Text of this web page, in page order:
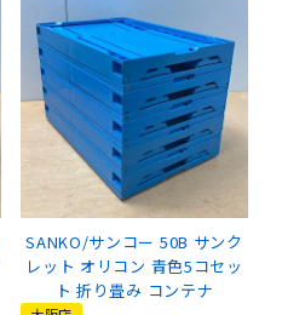
SANKO/サンコー 50B サンク
レット オリコン 青色5コセッ
ト 折り畳み コンテナ